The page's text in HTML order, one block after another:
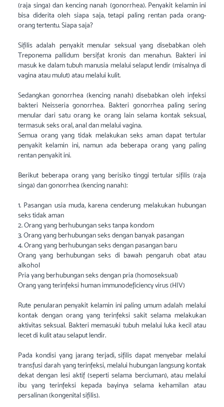
(raja singa) dan kencing nanah (gonorrhea). Penyakit kelamin ini
bisa diderita oleh siapa saja, tetapi paling rentan pada orang-
orang tertentu. Siapa saja?
Sifilis adalah penyakit menular seksual yang disebabkan oleh
Treponema pallidum bersifat kronis dan menahun. Bakteri ini
masuk ke dalam tubuh manusia melalui selaput lendir (misalnya di
vagina atau mulut) atau melalui kulit.
Sedangkan gonorrhea (kencing nanah) disebabkan oleh infeksi
bakteri Neisseria gonorrhea. Bakteri gonorrhea paling sering
menular dari satu orang ke orang lain selama kontak seksual,
termasuk seks oral, anal dan melalui vagina.
Semua orang yang tidak melakukan seks aman dapat tertular
penyakit kelamin ini, namun ada beberapa orang yang paling
rentan penyakit ini.
Berikut beberapa orang yang berisiko tinggi tertular sifilis (raja
singa) dan gonorrhea (kencing nanah):
1. Pasangan usia muda, karena cenderung melakukan hubungan
seks tidak aman
2. Orang yang berhubungan seks tanpa kondom
3. Orang yang berhubungan seks dengan banyak pasangan
4. Orang yang berhubungan seks dengan pasangan baru
Orang yang berhubungan seks di bawah pengaruh obat atau
alkohol
Pria yang berhubungan seks dengan pria (homoseksual)
Orang yang terinfeksi human immunodeficiency virus (HIV)
Rute penularan penyakit kelamin ini paling umum adalah melalui
kontak dengan orang yang terinfeksi sakit selama melakukan
aktivitas seksual. Bakteri memasuki tubuh melalui luka kecil atau
lecet di kulit atau selaput lendir.
Pada kondisi yang jarang terjadi, sifilis dapat menyebar melalui
transfusi darah yang terinfeksi, melalui hubungan langsung kontak
dekat dengan lesi aktif (seperti selama berciuman), atau melalui
ibu yang terinfeksi kepada bayinya selama kehamilan atau
persalinan (kongenital sifilis).